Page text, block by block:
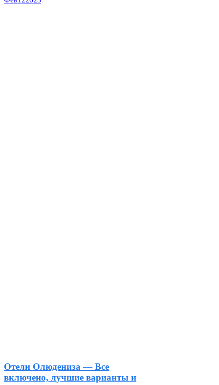
Отели Олюдениза — Все
включено, лучшие варианты и